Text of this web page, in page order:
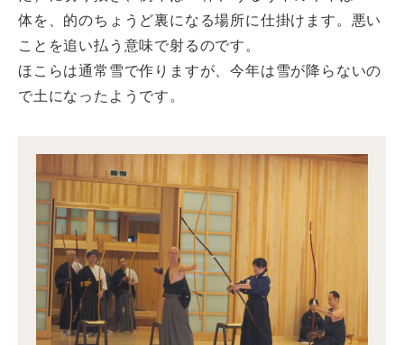
体を、的のちょうど裏になる場所に仕掛けます。悪い
ことを追い払う意味で射るのです。
ほこらは通常雪で作りますが、今年は雪が降らないの
で土になったようです。